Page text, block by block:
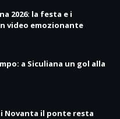
2026: la festa e i
video emozionante
a Siculiana un gol alla
Novanta il ponte resta